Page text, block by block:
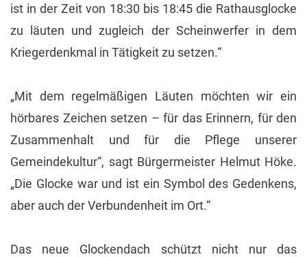
ist in der Zeit von 18:30 bis 18:45 die Rathausglocke
zu läuten und zugleich der Scheinwerfer in dem
Kriegerdenkmal in Tätigkeit zu setzen.“
„Mit dem regelmäßigen Läuten möchten wir ein
hörbares Zeichen setzen – für das Erinnern, für den
Zusammenhalt und für die Pflege unserer
Gemeindekultur“, sagt Bürgermeister Helmut Höke.
„Die Glocke war und ist ein Symbol des Gedenkens,
aber auch der Verbundenheit im Ort.“
Das neue Glockendach schützt nicht nur das